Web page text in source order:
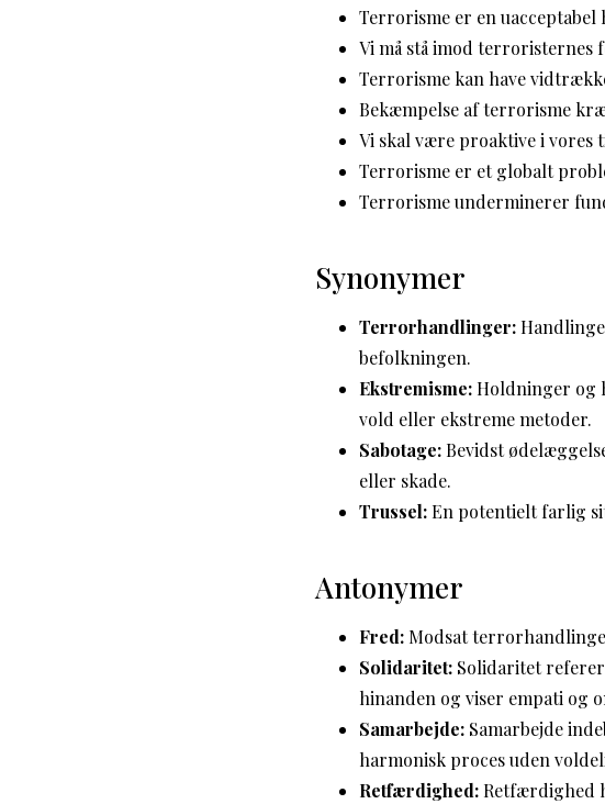
Terrorisme er en
Vi må stå imod terroristernes
Terrorisme kan have
Bekæmpelse af terrorisme
Vi skal være proaktive i
Terrorisme er et globalt
Terrorisme underminerer
Synonymer
Terrorhandlinger:
befolkningen.
Ekstremisme:Holdninger og
vold eller ekstreme metoder.
Sabotage:Bevidst
eller skade.
Trussel:En potentielt farlig
Antonymer
Fred: Modsat
Solidaritet: Solidaritet
hinanden og viser empati og
Samarbejde: Samarbejde
harmonisk proces uden
Retfærdighed: Retfærdighed